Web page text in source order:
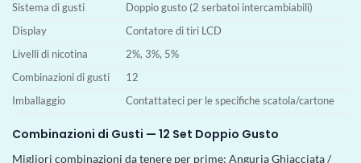
Sistema di gusti
Doppio gusto (2 serbatoi intercambiabili)
Display
Contatore di tiri LCD
Livelli di nicotina
2%, 3%, 5%
Combinazioni di gusti
12
Imballaggio
Contattateci per le specifiche scatola/cartone
Combinazioni di Gusti — 12 Set Doppio Gusto
Migliori combinazioni da tenere per prime: Anguria Ghiacciata /